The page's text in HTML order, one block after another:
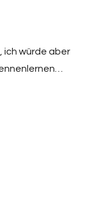
ich würde aber